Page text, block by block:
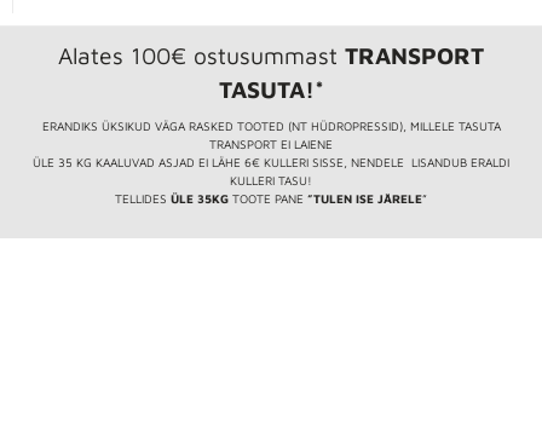
Alates 100€ ostusummast TRANSPORT
TASUTA!*
ERANDIKS ÜKSIKUD VÄGA RASKED TOOTED (NT HÜDROPRESSID), MILLELE TASUTA
TRANSPORT EI LAIENE
ÜLE 35 KG KAALUVAD ASJAD EI LÄHE 6€ KULLERI SISSE, NENDELE LISANDUB ERALDI
KULLERI TASU!
TELLIDES ÜLE 35KG TOOTE PANE ”TULEN ISE JÄRELE”